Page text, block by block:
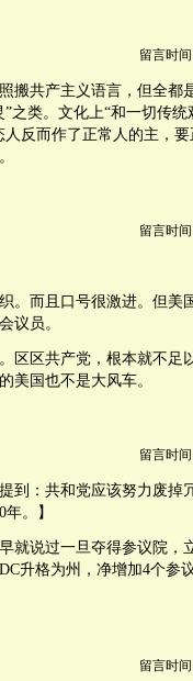
留言时间
搬共产主义语言，但全都
之类。文化上“和一切传
反而作了正常人的主，
留言时间
。而且口号很激进。但美
议员。
区区共产党，根本就不足
美国也不是大风车。
留言时间
到：共和党应该努力废掉
。】
就说过一旦夺得参议院，
升格为州，净增加4个参
留言时间